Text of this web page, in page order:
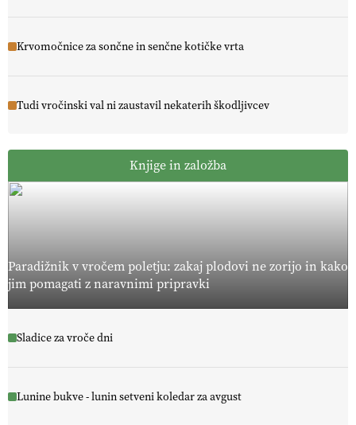
Krvomočnice za sončne in senčne kotičke vrta
Tudi vročinski val ni zaustavil nekaterih škodljivcev
Knjige in založba
Paradižnik v vročem poletju: zakaj plodovi ne zorijo in kako
jim pomagati z naravnimi pripravki
Sladice za vroče dni
Lunine bukve - lunin setveni koledar za avgust